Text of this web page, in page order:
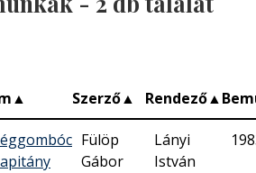
▲ Szerző▲ Rendező▲
Fülöp
Gábor
Lányi
István